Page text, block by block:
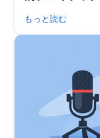
もっと読む